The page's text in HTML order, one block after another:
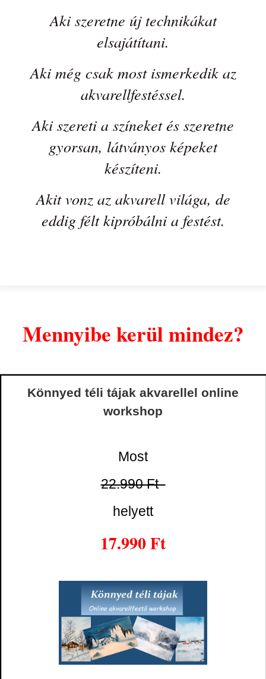
Aki szeretne új technikákat
elsajátítani.
Aki még csak most ismerkedik az
akvarellfestéssel.
Aki szereti a színeket és szeretne
gyorsan, látványos képeket
készíteni.
Akit vonz az akvarell világa, de
eddig félt kipróbálni a festést.
Mennyibe kerül mindez?
Könnyed téli tájak akvarellel online
workshop
Most
22.990 Ft
helyett
17.990 Ft